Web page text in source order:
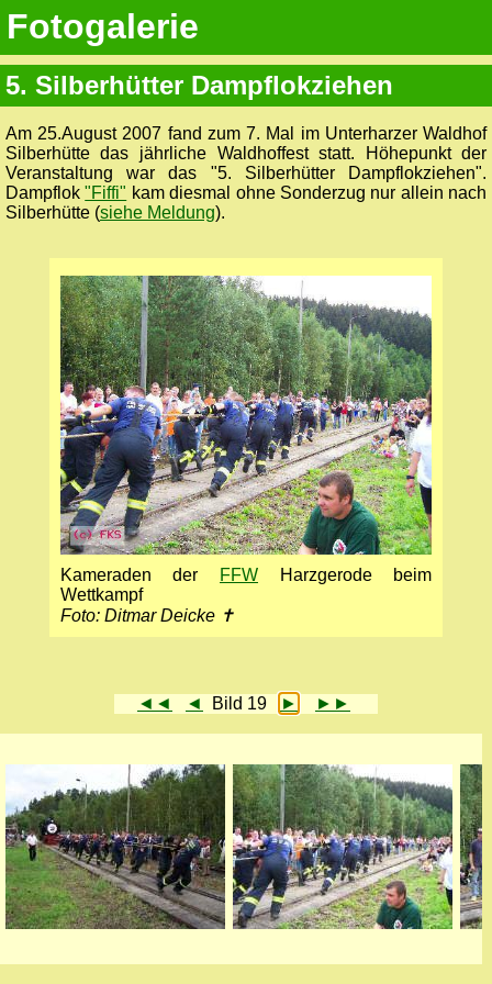
Fotogalerie
5. Silberhütter Dampflokziehen
Am 25.August 2007 fand zum 7. Mal im Unterharzer Waldhof
Silberhütte das jährliche Waldhoffest statt. Höhepunkt der
Veranstaltung war das "5. Silberhütter Dampflokziehen".
Dampflok"Fiffi" kam diesmal ohne Sonderzug nur allein nach
Silberhütte (siehe Meldung).
Kameraden der FFW Harzgerode beim
Wettkampf
Foto: Ditmar Deicke ✝
◄◄ ◄ Bild 19 ► ►►